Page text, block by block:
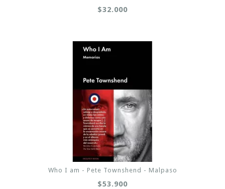
$32.000
Who I am - Pete Townshend - Malpaso
$53.900